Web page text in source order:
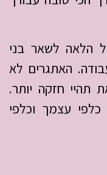
הלאה לשאר בני
האתגרים לא
תהיי חזקה יותר.
עצמך וכלפי